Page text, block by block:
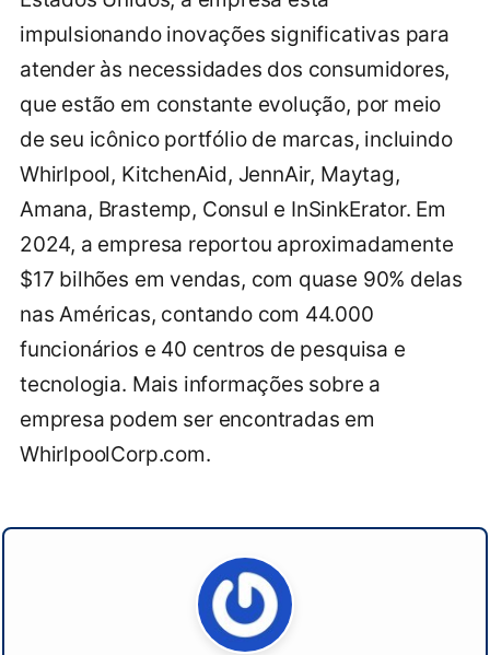
impulsionando inovações significativas para
atender às necessidades dos consumidores,
que estão em constante evolução, por meio
de seu icônico portfólio de marcas, incluindo
Whirlpool, KitchenAid, JennAir, Maytag,
Amana, Brastemp, Consul e InSinkErator. Em
2024, a empresa reportou aproximadamente
$17 bilhões em vendas, com quase 90% delas
nas Américas, contando com 44.000
funcionários e 40 centros de pesquisa e
tecnologia. Mais informações sobre a
empresa podem ser encontradas em
WhirlpoolCorp.com.